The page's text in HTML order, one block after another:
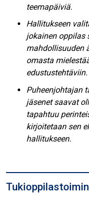
teemapäiviä.
Hallitukseen
jokainen oppilas
mahdollisuuden
omasta
edustustehtäviin.
Puheenjohtajan
jäsenet saavat
tapahtuu
kirjoitetaan sen
hallitukseen.